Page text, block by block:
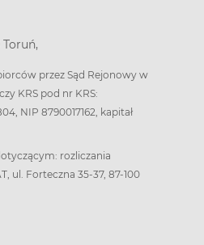
Toruń,
przez Sąd Rejonowy w
KRS pod nr KRS:
NIP 8790017162, kapitał
rozliczania
ul. Forteczna 35-37, 87-100